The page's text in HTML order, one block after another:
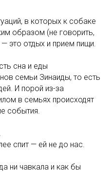
в которых к собаке
образом (не говорить,
— это отдых и прием пищи.
сна и еды
семьи Зинаиды, то есть
И порой из-за
в семьях происходят
события.
спит — ей не до нас.
ни чавкала и как бы